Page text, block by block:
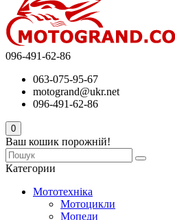
096-491-62-86
063-075-95-67
motogrand@ukr.net
096-491-62-86
0
Ваш кошик порожній!
Категории
Мототехніка
Мотоцикли
Мопеди